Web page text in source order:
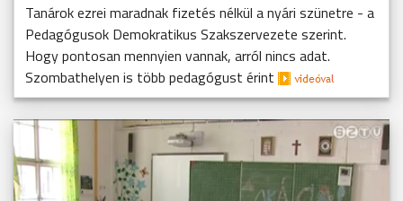
Tanárok ezrei maradnak fizetés nélkül a nyári szünetre - a
Pedagógusok Demokratikus Szakszervezete szerint.
Hogy pontosan mennyien vannak, arról nincs adat.
Szombathelyen is több pedagógust érint